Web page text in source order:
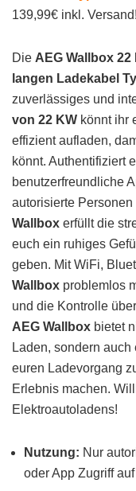
139,99€ inkl.
Die AEG Wallbox
langen Ladekabel
zuverlässiges und
von 22 KW könnt ihr
effizient aufladen,
könnt. Authentifiziert
benutzerfreundliche
autorisierte
Wallbox erfüllt die
euch ein ruhiges
geben. Mit WiFi,
Wallbox problemlos
und die Kontrolle
AEG Wallbox bietet
Laden, sondern
euren Ladevorgang
Erlebnis machen.
Elektroautoladens!
Nutzung: Nur
oder App Zugriff